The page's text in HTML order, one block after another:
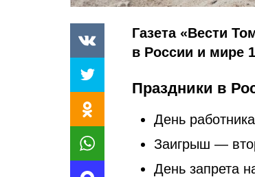
Газета «Вести
в России и мире
Праздники в
День
Заигрыш —
День запрета